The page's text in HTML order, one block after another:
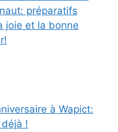
préparatifs
joie et la bonne
à Wapict:
déjà !